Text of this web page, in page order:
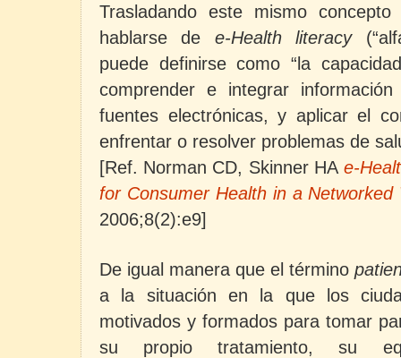
Trasladando este mismo
hablarse de e-Health literacy
puede definirse como “la
comprender e integrar
fuentes electrónicas, y aplicar el
enfrentar o resolver problemas de
[Ref. Norman CD, Skinner HA e-
for Consumer Health in a Networked
2006;8(2):e9]
De igual manera que el término
a la situación en la que los
motivados y formados para tomar
su propio tratamiento, su